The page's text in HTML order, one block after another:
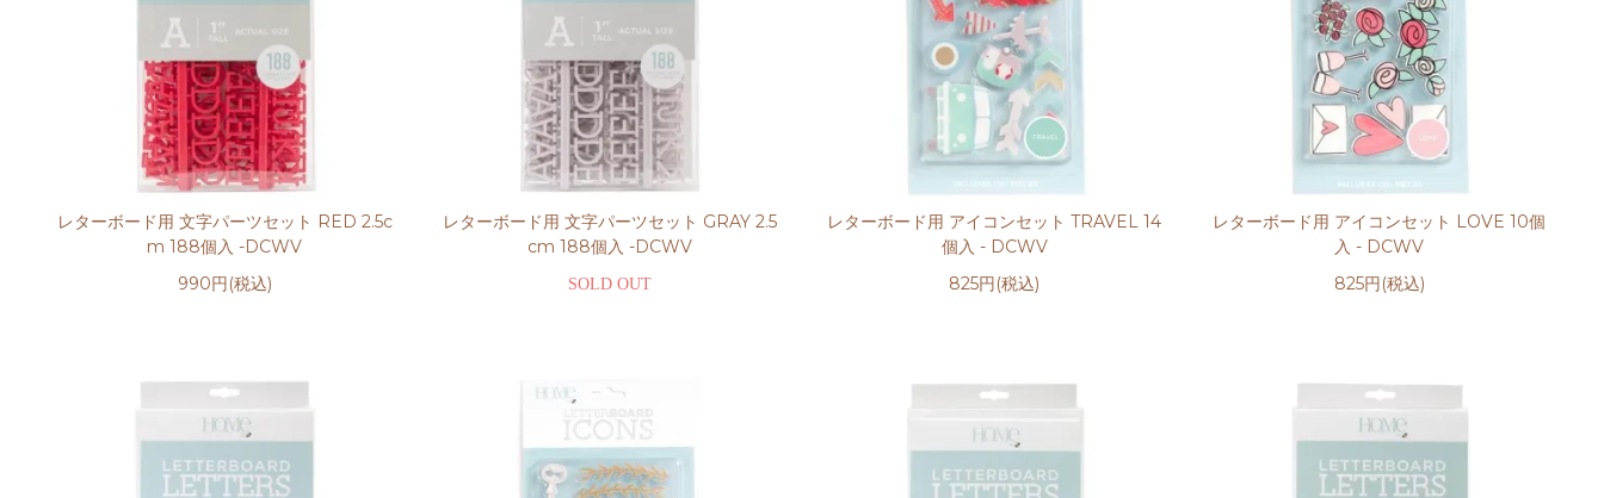
レターボード用 文字パーツセット RED 2.5c
m 188個入 -DCWV
990円(税込)
レターボード用 文字パーツセット GRAY 2.5
cm 188個入 -DCWV
SOLD OUT
レターボード用 アイコンセット TRAVEL 14
個入 - DCWV
825円(税込)
レターボード用 アイコンセット LOVE 10個
入 - DCWV
825円(税込)